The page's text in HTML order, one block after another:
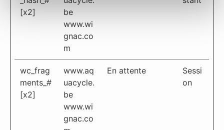
[x2]
be
www.wi
gnac.co
m
wc_frag
ments_#
[x2]
www.aq
uacycle.
be
www.wi
gnac.co
En attente
Sessi
on